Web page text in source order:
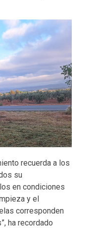
recuerda a los
su
en condiciones
y el
corresponden
ha recordado